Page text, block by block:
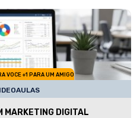
VOCE +1 PARA UM AMIGO
MARKETING DIGITAL